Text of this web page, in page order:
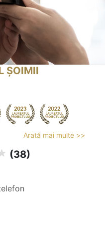
ȘOIMII
Arată mai multe >>
(38)